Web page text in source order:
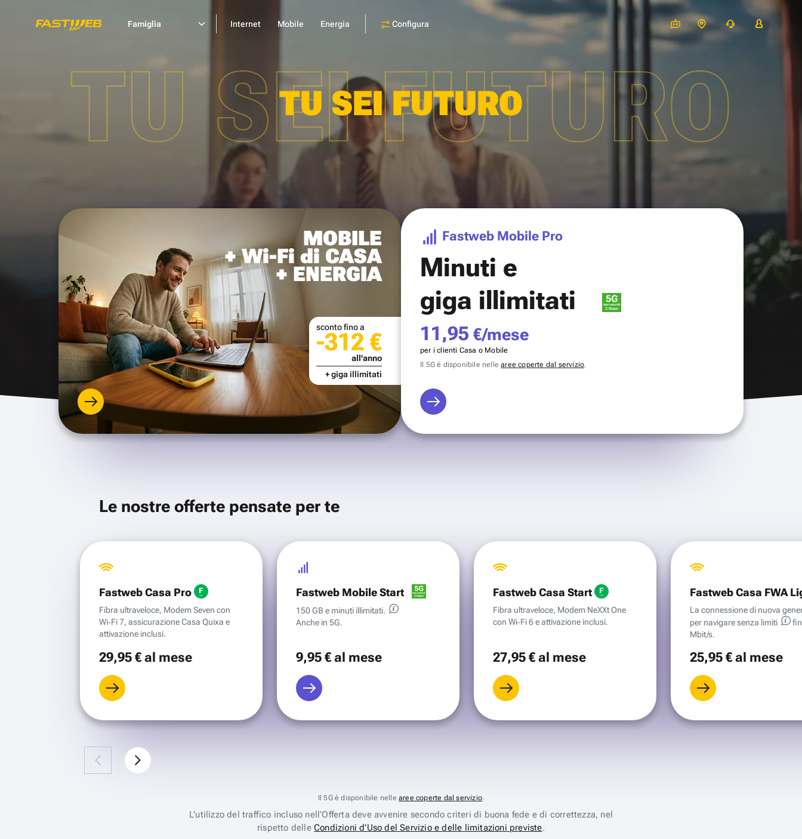
Famiglia Internet Mobile Energia Configura
TU SEI FUTURO
TU SEI FUTURO
MOBILE
+ Wi-Fi di CASA
+ ENERGIA
sconto fino a
-312 €
all'anno
+ giga illimitati
Fastweb Mobile Pro
Minuti e
giga illimitati
11,95 €/mese
per i clienti Casa o Mobile
Il 5G è disponibile nellearee coperte dal servizio.
Le nostre offerte pensate per te
Fastweb Casa Pro
Fibra ultraveloce, Modem Seven con
Wi‑Fi 7, assicurazione Casa Quixa e
attivazione inclusi.
29,95 €al mese
Fastweb Mobile Start
150 GB e minuti illimitati.
Anche in 5G.
9,95 €al mese
Fastweb Casa Start
Fibra ultraveloce, Modem NeXXt One
con Wi‑Fi 6 e attivazione inclusi.
27,95 €al mese
Fastweb Casa FWA
La connessione di nuova
per navigare senza limiti
Mbit/s.
25,95 €al mese
Il 5G è disponibile nelle aree coperte dal servizio.
L’utilizzo del traffico incluso nell’Offerta deve avvenire secondo criteri di buona fede e di correttezza, nel
rispetto delleCondizioni d’Uso del Servizio e delle limitazioni previste.